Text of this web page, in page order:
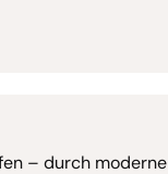
– durch moderne